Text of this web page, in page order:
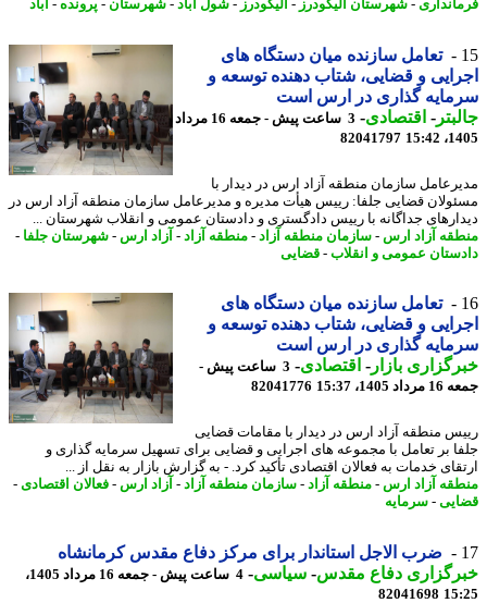
- شهرستان الیگودرز-الیگودرز-شول آباد - شهرستان-پرونده -آباد
تعامل سازنده میان دستگاه های
و قضایی، شتاب دهنده توسعه و
گذاری در ارس است
-اقتصادی-
3 ساعت پیش - جمعه 16 مرداد
82041797
سازمان منطقه آزاد ارس در دیدار با
قضایی جلفا: رییس هیأت مدیره و مدیرعامل سازمان منطقه آزاد ارس در
جداگانه با رییس دادگستری و دادستان عمومی و انقلاب شهرستان ...
آزاد ارس -سازمان منطقه آزاد - منطقه آزاد - آزاد ارس -شهرستان جلفا -
عمومی و انقلاب-قضایی
تعامل سازنده میان دستگاه های
و قضایی، شتاب دهنده توسعه و
گذاری در ارس است
بازار- اقتصادی- 3 ساعت پیش -
15:37
82041776
منطقه آزاد ارس در دیدار با مقامات قضایی
بر تعامل با مجموعه های اجرایی و قضایی برای تسهیل سرمایه گذاری و
خدمات به فعالان اقتصادی تأکید کرد. - به گزارش بازار به نقل از ...
آزاد ارس -منطقه آزاد - سازمان منطقه آزاد - آزاد ارس -فعالان اقتصادی-
-سرمایه
ضرب الاجل استاندار برای مرکز دفاع مقدس کرمانشاه
دفاع مقدس-سیاسی-
4 ساعت پیش - جمعه 16 مرداد 1405،
82041698